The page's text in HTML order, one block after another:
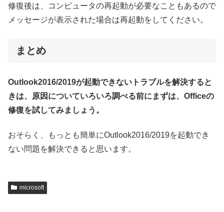
修復後は、コンピュータの再起動が必要なこともあるので
メッセージが表示された場合は再起動をしてください。
まとめ
Outlook2016/2019が起動できないトラブルを解決すると
きは、
原因についていろいろ調べる前にまずは、Officeの
修復を試してみましょう。
おそらく、もっとも簡単にOutlook2016/2019を起動でき
ない問題を解決できると思います。
microsoft